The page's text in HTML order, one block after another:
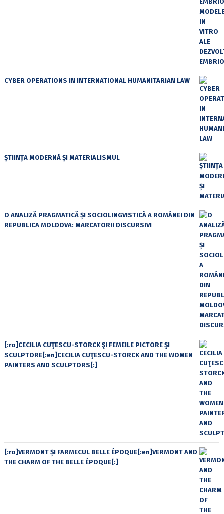
CYBER OPERATIONS IN INTERNATIONAL HUMANITARIAN LAW
ȘTIINȚA MODERNĂ ȘI MATERIALISMUL
O ANALIZĂ PRAGMATICĂ ȘI SOCIOLINGVISTICĂ A ROMÂNEI DIN
REPUBLICA MOLDOVA: MARCATORII DISCURSIVI
[:ro]CECILIA CUŢESCU-STORCK ŞI FEMEILE PICTORE ŞI
SCULPTORE[:en]CECILIA CUŢESCU-STORCK AND THE WOMEN
PAINTERS AND SCULPTORS[:]
[:ro]VERMONT ȘI FARMECUL BELLE ÉPOQUE[:en]VERMONT AND
THE CHARM OF THE BELLE ÉPOQUE[:]